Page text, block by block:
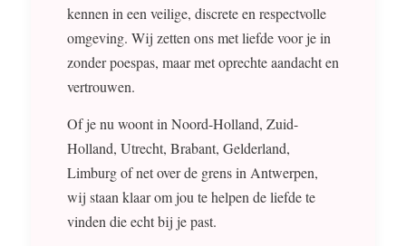
kennen in een veilige, discrete en respectvolle
omgeving. Wij zetten ons met liefde voor je in
zonder poespas, maar met oprechte aandacht en
vertrouwen.
Of je nu woont in Noord-Holland, Zuid-
Holland, Utrecht, Brabant, Gelderland,
Limburg of net over de grens in Antwerpen,
wij staan klaar om jou te helpen de liefde te
vinden die echt bij je past.